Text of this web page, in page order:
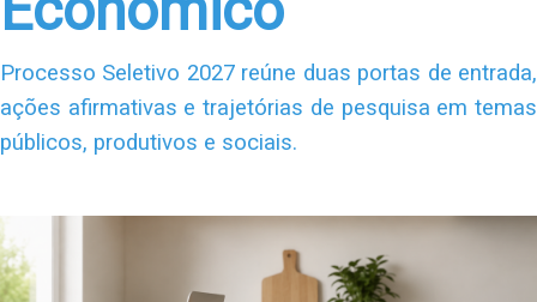
Processo Seletivo 2027 reúne duas portas de entrada,
ações afirmativas e trajetórias de pesquisa em temas
públicos, produtivos e sociais.